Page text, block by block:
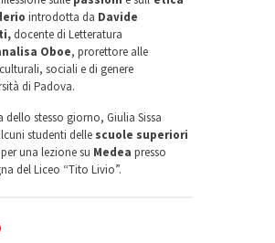
introdotta da Davide
docente di Letteratura
Oboe, prorettore alle
sociali e di genere
di Padova.
dello stesso giorno, Giulia Sissa
studenti dellescuole superiori
una lezione su Medea presso
del Liceo “Tito Livio”.